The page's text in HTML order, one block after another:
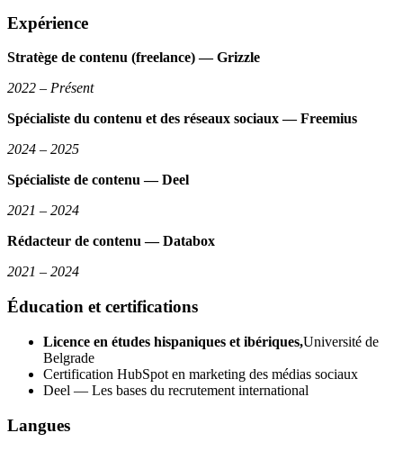
Expérience
Stratège de contenu (freelance) — Grizzle
2022 – Présent
Spécialiste du contenu et des réseaux sociaux — Freemius
2024 – 2025
Spécialiste de contenu — Deel
2021 – 2024
Rédacteur de contenu — Databox
2021 – 2024
Éducation et certifications
Licence en études hispaniques et ibériques,Université de
Belgrade
Certification HubSpot en marketing des médias sociaux
Deel — Les bases du recrutement international
Langues